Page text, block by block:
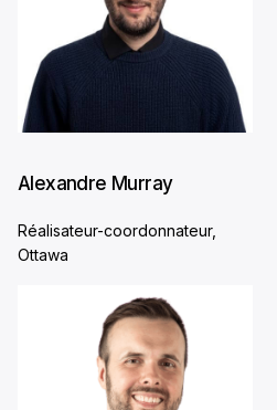
Alexandre Murray
Réalisateur-coordonnateur,
Ottawa